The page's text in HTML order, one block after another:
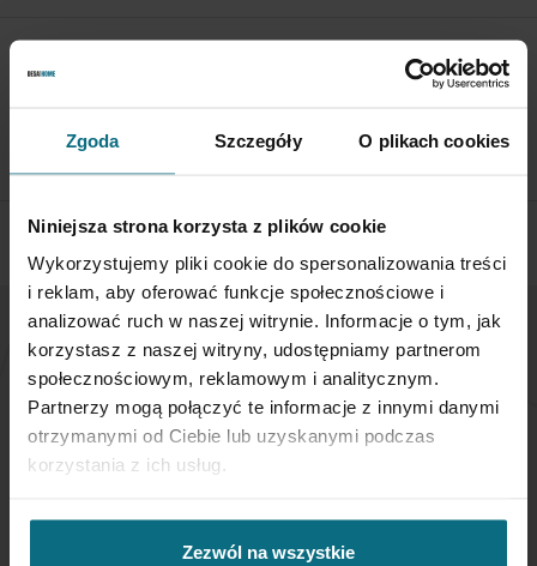
Zgoda Szczegóły O plikach cookies
Niniejsza strona korzysta z plików cookie
Wykorzystujemy pliki cookie do spersonalizowania treści
i reklam, aby oferować funkcje społecznościowe i
analizować ruch w naszej witrynie. Informacje o tym, jak
korzystasz z naszej witryny, udostępniamy partnerom
społecznościowym, reklamowym i analitycznym.
Partnerzy mogą połączyć te informacje z innymi danymi
otrzymanymi od Ciebie lub uzyskanymi podczas
korzystania z ich usług.
Zezwól na wszystkie
If you wish to return a product, please contact Service
NEWSLETTER
If you want to be up to date, sign up to receive our
newsletter enter your email below.
Sign